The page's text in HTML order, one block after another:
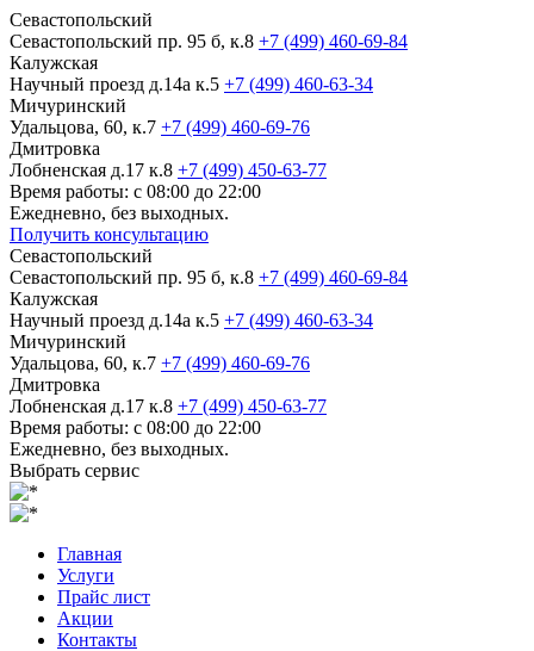
Севастопольский
Севастопольский пр. 95 б, к.8 +7 (499) 460-69-84
Калужская
Научный проезд д.14а к.5 +7 (499) 460-63-34
Мичуринский
Удальцова, 60, к.7 +7 (499) 460-69-76
Дмитровка
Лобненская д.17 к.8 +7 (499) 450-63-77
Время работы: с 08:00 до 22:00
Ежедневно, без выходных.
Получить консультацию
Севастопольский
Севастопольский пр. 95 б, к.8 +7 (499) 460-69-84
Калужская
Научный проезд д.14а к.5 +7 (499) 460-63-34
Мичуринский
Удальцова, 60, к.7 +7 (499) 460-69-76
Дмитровка
Лобненская д.17 к.8 +7 (499) 450-63-77
Время работы: с 08:00 до 22:00
Ежедневно, без выходных.
Выбрать сервис
Главная
Услуги
Прайс лист
Акции
Контакты